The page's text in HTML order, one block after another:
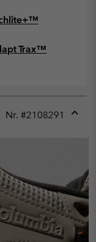
Trax™
Nr. #2108291